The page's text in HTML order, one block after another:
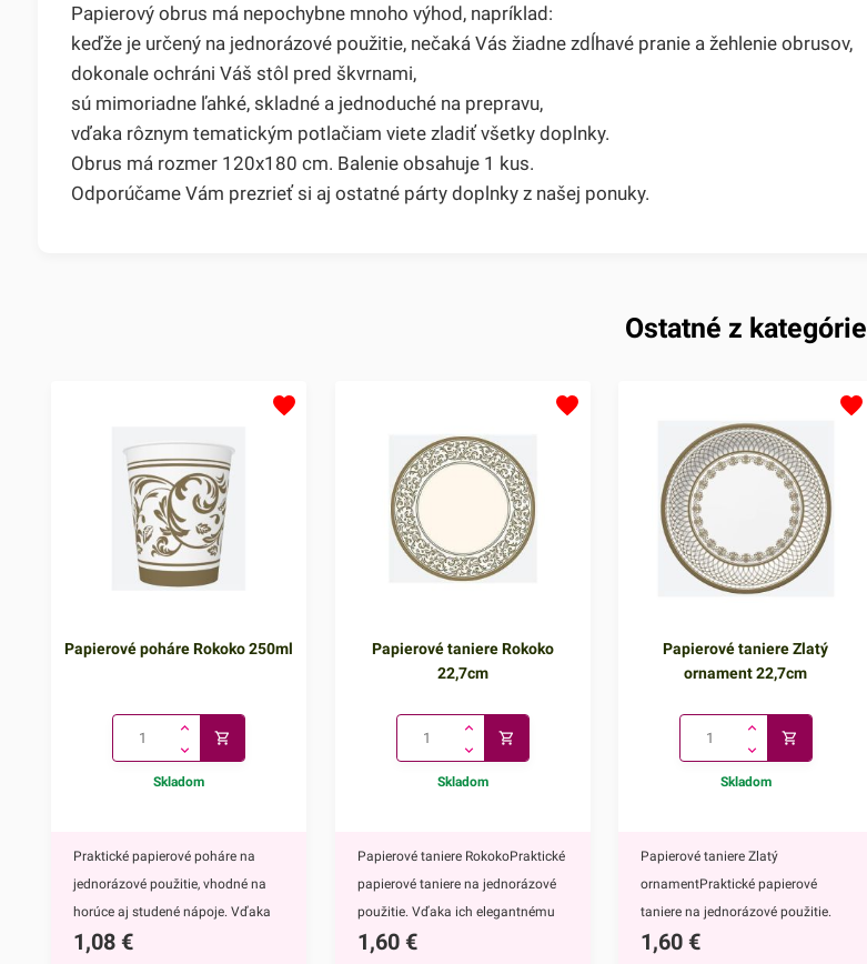
Papierový obrus má nepochybne mnoho výhod, napríklad:
keďže je určený na jednorázové použitie, nečaká Vás žiadne zdĺhavé pranie a žehlenie obrusov,
dokonale ochráni Váš stôl pred škvrnami,
sú mimoriadne ľahké, skladné a jednoduché na prepravu,
vďaka rôznym tematickým potlačiam viete zladiť všetky doplnky.
Obrus má rozmer 120x180 cm. Balenie obsahuje 1 kus.
Odporúčame Vám prezrieť si aj ostatné párty doplnky z našej ponuky.
Ostatné z kategórie
Papierové poháre Rokoko 250ml
Skladom
Praktické papierové poháre na
jednorázové použitie, vhodné na
horúce aj studené nápoje. Vďaka
ich elegantnému zdobeniu krásne
1,08 €
Papierové taniere Rokoko
22,7cm
Skladom
Papierové taniere RokokoPraktické
papierové taniere na jednorázové
použitie. Vďaka ich elegantnému
zdobeniu krásne vyniknú na
1,60 €
Papierové taniere Zlatý
ornament 22,7cm
Skladom
Papierové taniere Zlatý
ornamentPraktické papierové
taniere na jednorázové použitie.
Vďaka ich elegantnému zlatému
1,60 €